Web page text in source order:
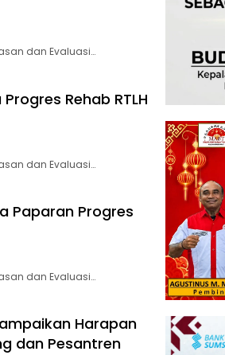
dan Evaluasi…
Rehab RTLH
dan Evaluasi…
Paparan Progres
dan Evaluasi…
Harapan
dan Pesantren